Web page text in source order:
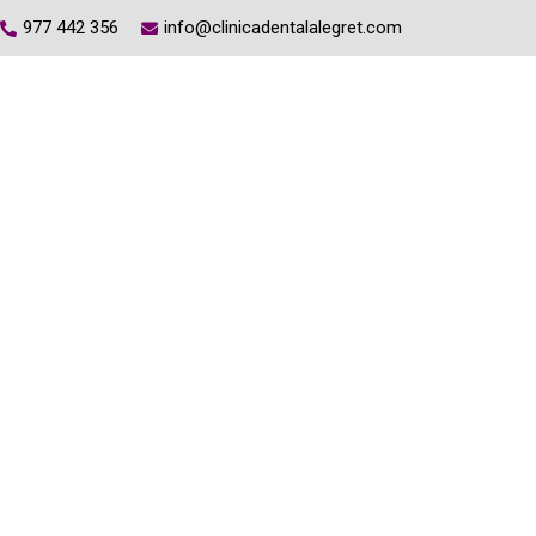
977 442 356 info@clinicadentalalegret.com